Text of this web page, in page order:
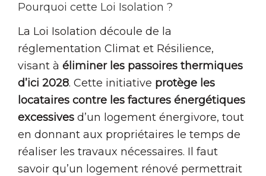
Pourquoi cette Loi Isolation ?
La Loi Isolation découle de la
réglementation Climat et Résilience,
visant à éliminer les passoires thermiques
d’ici 2028. Cette initiative protège les
locataires contre les factures énergétiques
excessives d’un logement énergivore, tout
en donnant aux propriétaires le temps de
réaliser les travaux nécessaires. Il faut
savoir qu’un logement rénové permettrait